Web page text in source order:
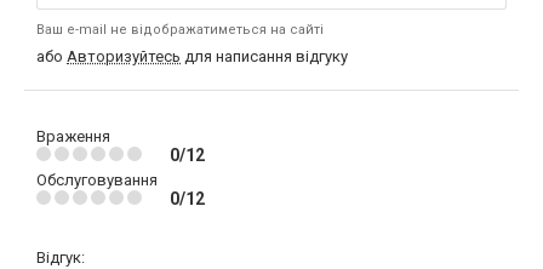
Ваш e-mail не відображатиметься на сайті
або Авторизуйтесь для написання відгуку
Враження
0/12
Обслуговування
0/12
Відгук: